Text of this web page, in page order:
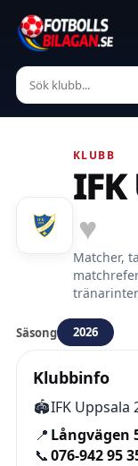
KLUBB
IFK
♥
Matcher,
Säsong 2026
Klubbinfo
🏟️IFK Uppsala
📍 Långvägen
📞076-942 95